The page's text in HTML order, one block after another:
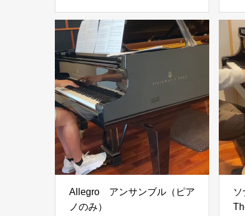
Allegro アンサンブル（ピア
ノのみ）